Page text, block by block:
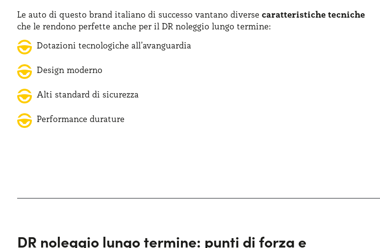
Le auto di questo brand italiano di successo vantano diverse caratteristiche tecniche
che le rendono perfette anche per il DR noleggio lungo termine:
Dotazioni tecnologiche all’avanguardia
Design moderno
Alti standard di sicurezza
Performance durature
DR noleggio lungo termine: punti di forza e